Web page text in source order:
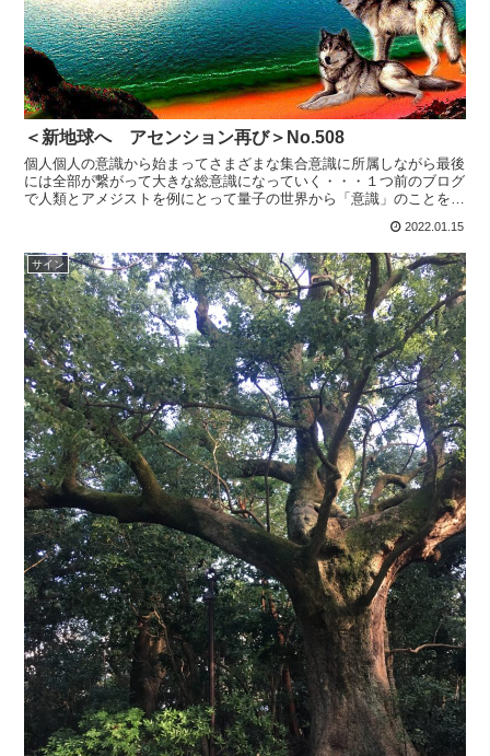
＜新地球へ アセンション再び＞No.508
個人個人の意識から始まってさまざまな集合意識に所属しながら最後
には全部が繋がって大きな総意識になっていく・・・１つ前のブログ
で人類とアメジストを例にとって量子の世界から「意識」のことを書
2022.01.15
サイン